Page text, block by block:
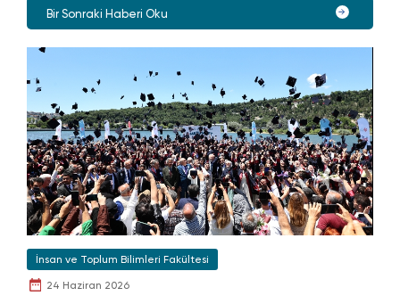
Bir Sonraki Haberi Oku
İnsan ve Toplum Bilimleri Fakültesi
24 Haziran 2026